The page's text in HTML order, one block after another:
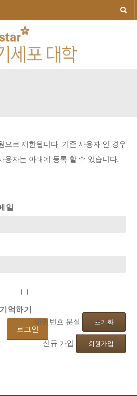
으로 제한됩니다. 기존 사용자 인 경우
용자는 아래에 등록 할 수 있습니다.
일
기억하기
비밀번호 분실 초기화
신규 가입 회원가입